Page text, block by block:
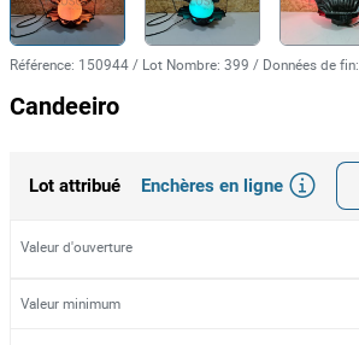
Référence: 150944 / Lot Nombre: 399 / Données de fin:
Candeeiro
Lot attribué Enchères en ligne
Valeur d'ouverture
Valeur minimum